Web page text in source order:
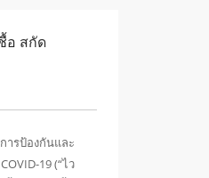
อ สกัด
ารป้องกันและ
19 (“ไว